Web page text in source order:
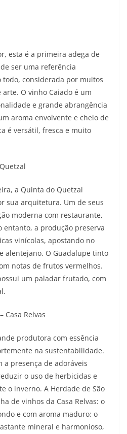
esta é a primeira adega de
ser uma referência
considerada por muitos
O vinho Caiado é um
e grande abrangência
aroma envolvente e cheio de
é versátil, fresca e muito
a Quinta do Quetzal
sua arquitetura. Um de seus
moderna com restaurante,
entanto, a produção preserva
vinícolas, apostando no
alentejano. O Guadalupe tinto
notas de frutos vermelhos.
um paladar frutado, com
Casa Relvas
produtora com essência
na sustentabilidade.
a presença de adoráveis
o uso de herbicidas e
o inverno. A Herdade de São
de vinhos da Casa Relvas: o
e com aroma maduro; o
mineral e harmonioso,